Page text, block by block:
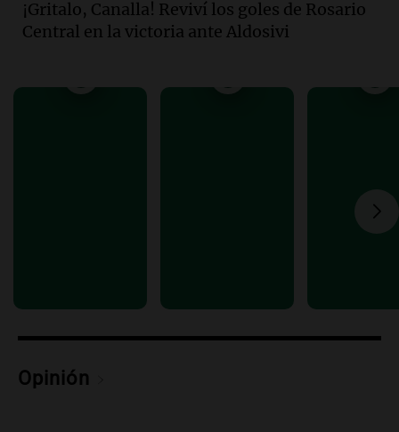
María
Panorama Federal
Audio.Vandalismo en San Miguel de
¡Gritalo, Canalla! Reviví los goles de Rosario
Central en la victoria ante Aldosivi
Opinión